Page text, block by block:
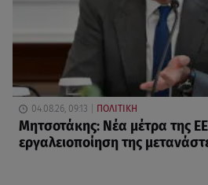
04.08.26, 09:13 ΠΟΛΙΤΙΚΗ
Μητσοτάκης: Νέα μέτρα της
εργαλειοποίηση της